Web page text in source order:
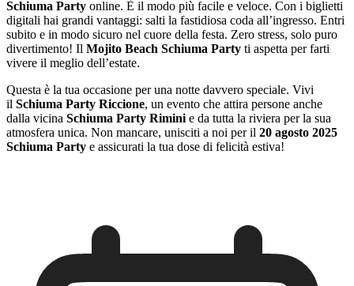
Schiuma Party online. È il modo più facile e veloce. Con i biglietti
digitali hai grandi vantaggi: salti la fastidiosa coda all’ingresso. Entri
subito e in modo sicuro nel cuore della festa. Zero stress, solo puro
divertimento! Il Mojito Beach Schiuma Party ti aspetta per farti
vivere il meglio dell’estate.
Questa è la tua occasione per una notte davvero speciale. Vivi
il Schiuma Party Riccione, un evento che attira persone anche
dalla vicina Schiuma Party Rimini e da tutta la riviera per la sua
atmosfera unica. Non mancare, unisciti a noi per il 20 agosto 2025
Schiuma Party e assicurati la tua dose di felicità estiva!